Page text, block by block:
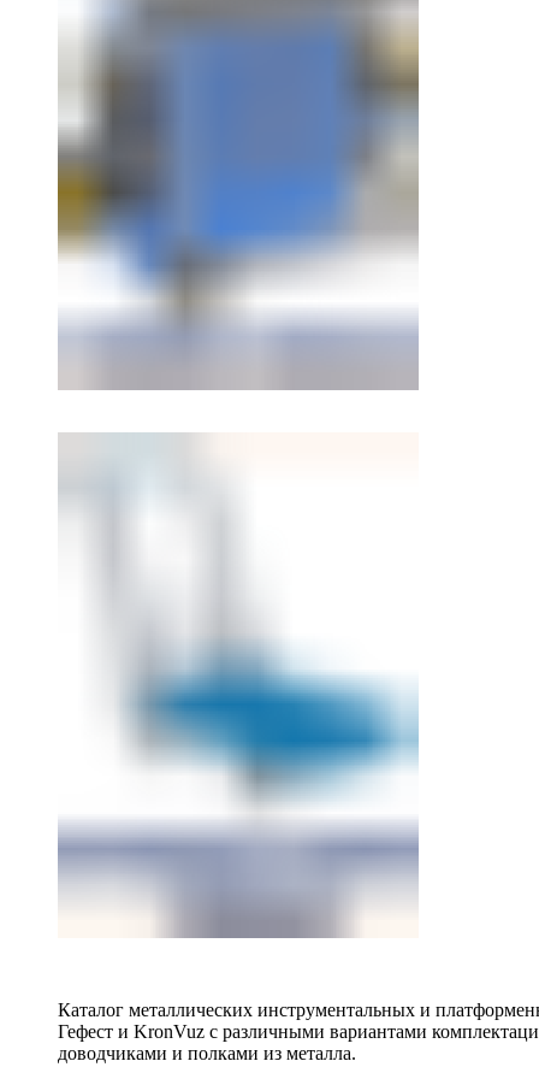
Каталог металлических инструментальных и
Гефест и KronVuz с различными вариантами
доводчиками и полками из металла.